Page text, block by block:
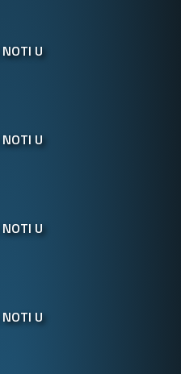
NOTI U
NOTI U
NOTI U
NOTI U